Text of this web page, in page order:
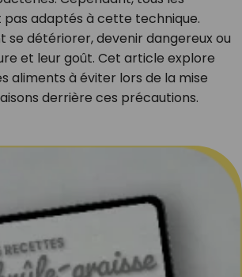
adaptés à cette technique.
se détériorer, devenir dangereux ou
et leur goût. Cet article explore
aliments à éviter lors de la mise
derrière ces précautions.